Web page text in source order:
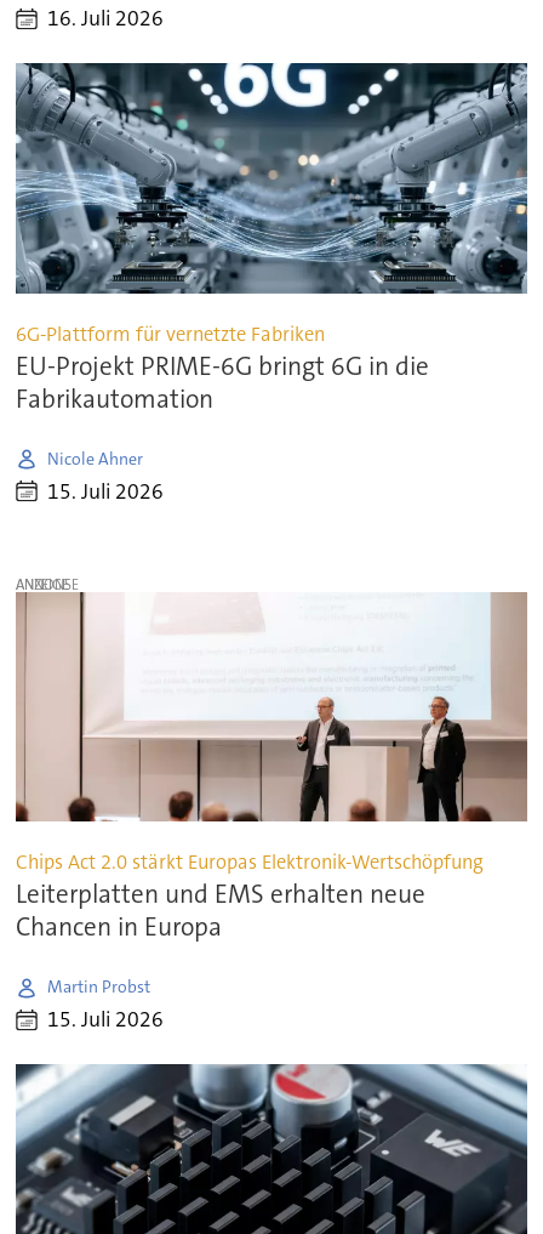
16. Juli 2026
6G-Plattform für vernetzte Fabriken
EU-Projekt PRIME-6G bringt 6G in die
Fabrikautomation
Nicole Ahner
15. Juli 2026
ANZEIGE
Chips Act 2.0 stärkt Europas Elektronik-Wertschöpfung
Leiterplatten und EMS erhalten neue
Chancen in Europa
Martin Probst
15. Juli 2026